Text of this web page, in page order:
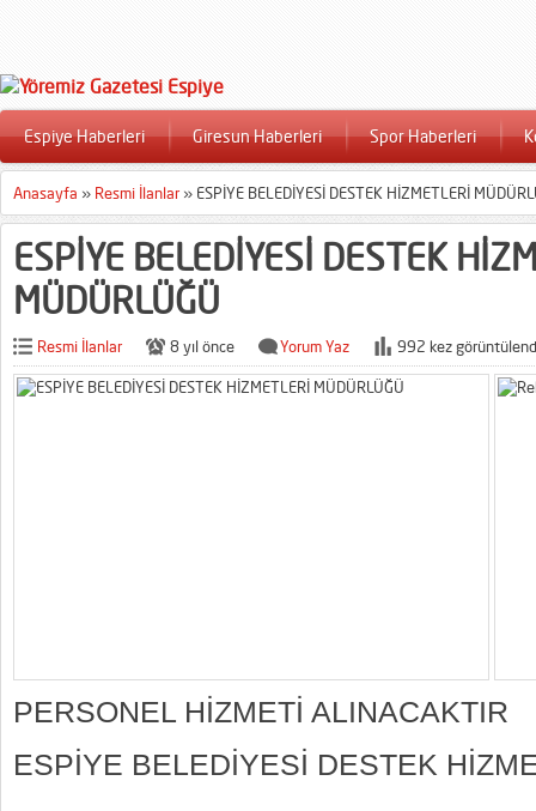
Espiye Haberleri Giresun Haberleri Spor Haberleri
Anasayfa » Resmi İlanlar » ESPİYE BELEDİYESİ DESTEK HİZMETLERİ
ESPİYE BELEDİYESİ DESTEK
MÜDÜRLÜĞÜ
Resmi İlanlar 8 yıl önce Yorum Yaz 992 kez
PERSONEL HİZMETİ ALINACAKTIR
ESPİYE BELEDİYESİ DESTEK